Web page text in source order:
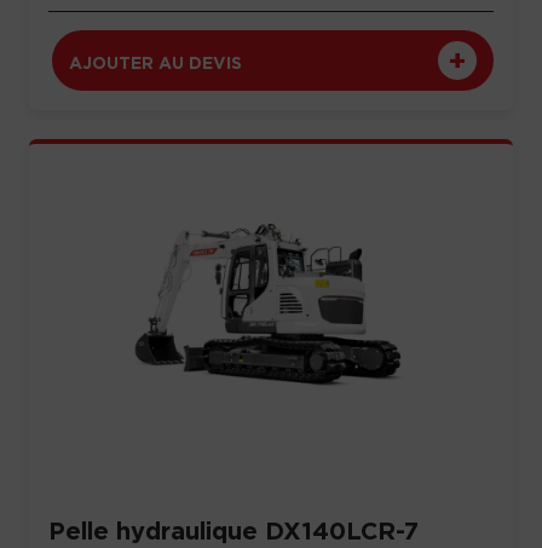
AJOUTER AU DEVIS
Pelle hydraulique DX140LCR-7